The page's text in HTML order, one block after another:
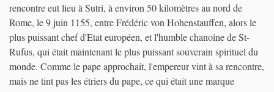
rencontre eut lieu à Sutri, à environ 50 kilomètres au nord de
Rome, le 9 juin 1155, entre Frédéric von Hohenstauffen, alors le
plus puissant chef d'Etat européen, et l'humble chanoine de St-
Rufus, qui était maintenant le plus puissant souverain spirituel du
monde. Comme le pape approchait, l'empereur vint à sa rencontre,
mais ne tint pas les étriers du pape, ce qui était une marque